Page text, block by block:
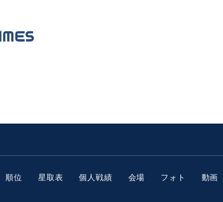
順位 星取表 個人戦績 会場 フォト 動画